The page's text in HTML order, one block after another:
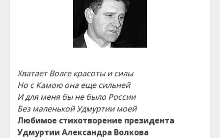
Хватает Волге красоты и силы
Но с Камою она еще сильней
И для меня бы не было России
Без маленькой Удмуртии моей
Любимое стихотворение президента
Удмуртии Александра Волкова